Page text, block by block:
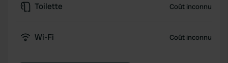
Toilette Coût inconnu
Wi-Fi Coût inconnu